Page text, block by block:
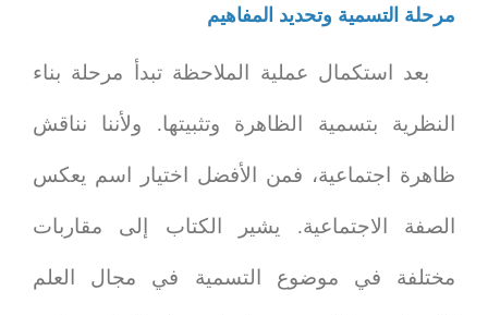
مرحلة التسمية وتحديد المفاهيم
بعد استكمال عملية الملاحظة تبدأ مرحلة بناء
النظرية بتسمية الظاهرة وتثبيتها. ولأننا نناقش
ظاهرة اجتماعية، فمن الأفضل اختيار اسم يعكس
الصفة الاجتماعية. يشير الكتاب إلى مقاربات
مختلفة في موضوع التسمية في مجال العلم